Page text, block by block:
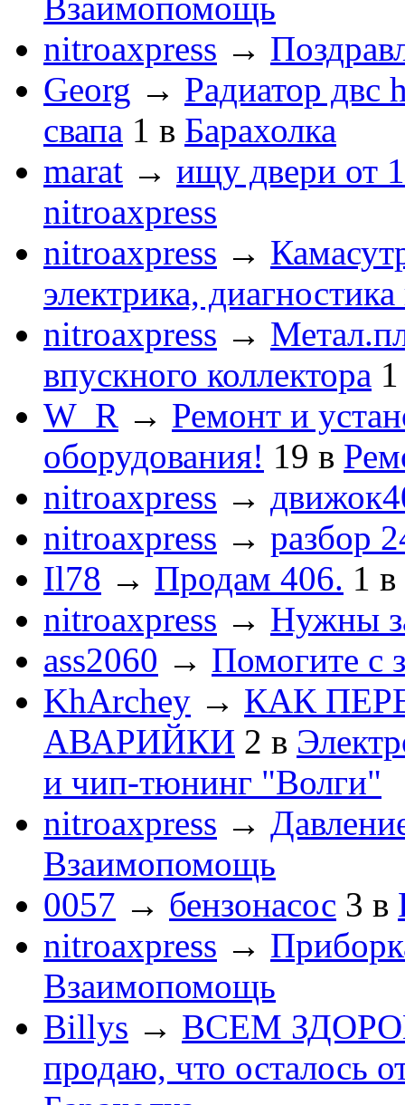
nitroaxpress →
Georg → Радиатор двс
свапа 1 в Барахолка
marat → ищу двери от
nitroaxpress
nitroaxpress →
электрика,
nitroaxpress →
впускного коллектора 1
W_R → Ремонт и
оборудования! 19 в
nitroaxpress →
nitroaxpress → разбор
Il78 → Продам 406. 1 в
nitroaxpress → Нужны
ass2060 → Помогите с
KhArchey → КАК
АВАРИЙКИ 2 в
и чип-тюнинг "Волги"
nitroaxpress →
Взаимопомощь
0057 → бензонасос 3 в
nitroaxpress →
Взаимопомощь
Billys → ВСЕМ
продаю, что осталось